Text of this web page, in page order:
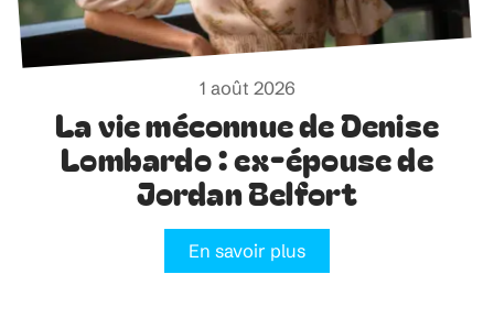
1 août 2026
La vie méconnue de Denise
Lombardo : ex-épouse de
Jordan Belfort
En savoir plus